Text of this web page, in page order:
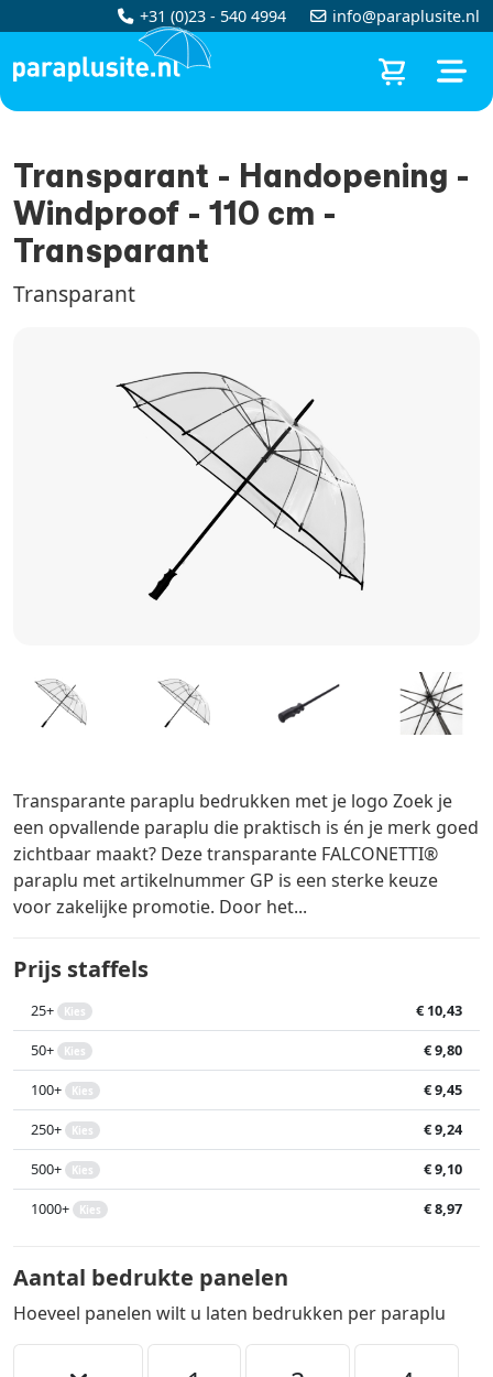
+31 (0)23 - 540 4994 info@paraplusite.nl
Transparant - Handopening -
Windproof - 110 cm -
Transparant
Transparant
Transparante paraplu bedrukken met je logo Zoek je
een opvallende paraplu die praktisch is én je merk goed
zichtbaar maakt? Deze transparante FALCONETTI®
paraplu met artikelnummer GP is een sterke keuze
voor zakelijke promotie. Door het...
Prijs staffels
€ 10,43
25+ Kies
€ 9,80
50+ Kies
€ 9,45
100+ Kies
€ 9,24
250+ Kies
€ 9,10
500+ Kies
€ 8,97
1000+ Kies
Aantal bedrukte panelen
Hoeveel panelen wilt u laten bedrukken per paraplu